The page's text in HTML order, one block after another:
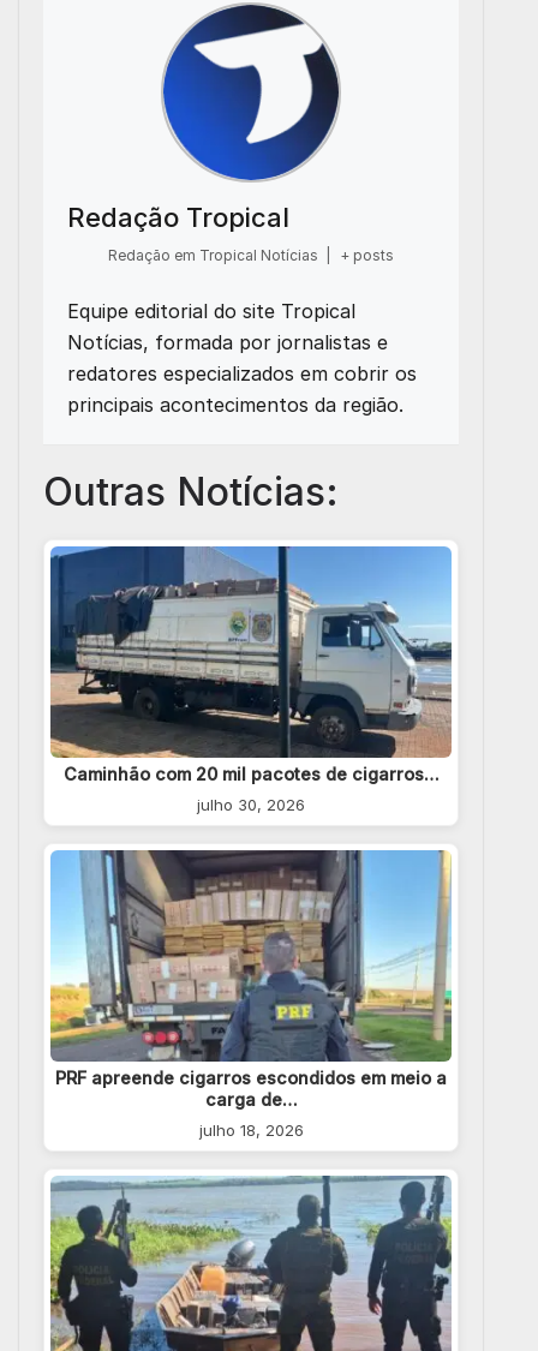
Redação Tropical
Redação em Tropical Notícias + posts
Equipe editorial do site Tropical
Notícias, formada por jornalistas e
redatores especializados em cobrir os
principais acontecimentos da região.
Outras Notícias:
Caminhão com 20 mil pacotes de cigarros…
julho 30, 2026
PRF apreende cigarros escondidos em meio a
carga de…
julho 18, 2026